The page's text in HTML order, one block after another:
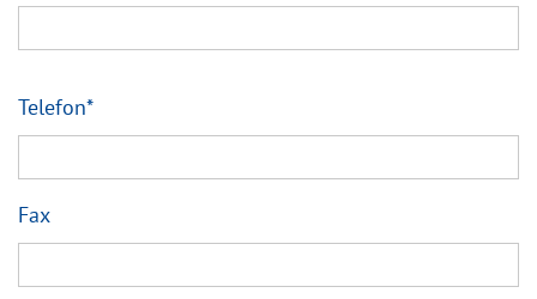
Telefon*
Fax